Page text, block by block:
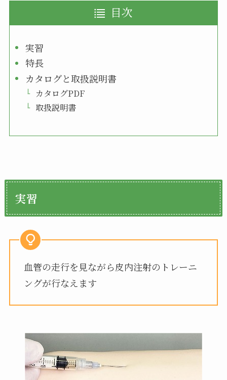
目次
実習
特長
カタログと取扱説明書
カタログPDF
取扱説明書
実習
血管の走行を見ながら皮内注射のトレーニ
ングが行なえます